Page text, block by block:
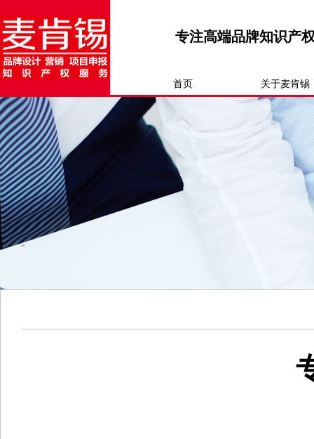
专注高端品牌知识产
首页 关于麦肯锡